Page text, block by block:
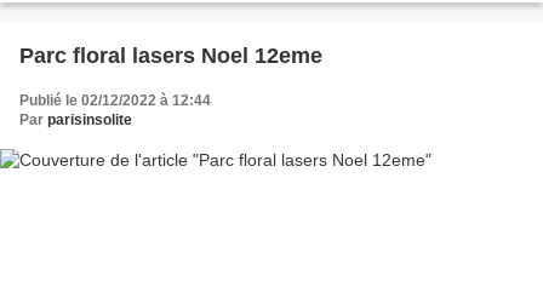
Parc floral lasers Noel 12eme
Publié le 02/12/2022 à 12:44
Par parisinsolite